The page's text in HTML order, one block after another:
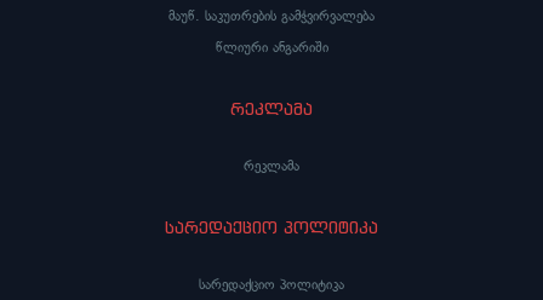
მაუწ. საკუთრების გამჭვირვალება
წლიური ანგარიში
რეკლამა
რეკლამა
სარედაქციო პოლიტიკა
სარედაქციო პოლიტიკა